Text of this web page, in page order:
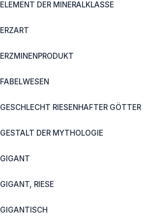
ELEMENT DER MINERALKLASSE
ERZART
ERZMINENPRODUKT
FABELWESEN
GESCHLECHT RIESENHAFTER GÖTTER
GESTALT DER MYTHOLOGIE
GIGANT
GIGANT, RIESE
GIGANTISCH